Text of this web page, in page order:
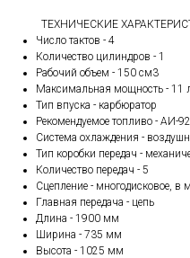
ТЕХНИЧЕСКИЕ
Число тактов - 4
Количество цилиндров - 1
Рабочий объем - 150 см3
Максимальная мощность - 11
Тип впуска - карбюратор
Рекомендуемое топливо - АИ-92
Система охлаждения -
Тип коробки передач -
Количество передач - 5
Сцепление - многодисковое, в
Главная передача - цепь
Длина - 1900 мм
Ширина - 735 мм
Высота - 1025 мм